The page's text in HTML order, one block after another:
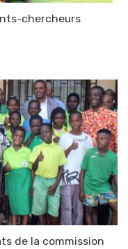
chercheurs
de la commission